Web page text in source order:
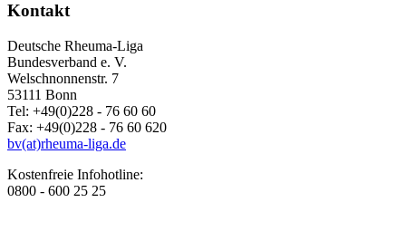
Kontakt
Deutsche Rheuma-Liga
Bundesverband e. V.
Welschnonnenstr. 7
53111 Bonn
Tel: +49(0)228 - 76 60 60
Fax: +49(0)228 - 76 60 620
bv(at)rheuma-liga.de
Kostenfreie Infohotline:
0800 - 600 25 25